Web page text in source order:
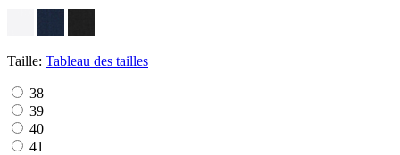
Taille: Tableau des tailles
38
39
40
41